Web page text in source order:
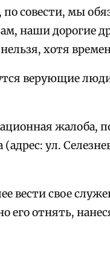
совести, мы
наши дорогие
хотя
верующие
жалоба,
ул.
вести свое
его отнять,